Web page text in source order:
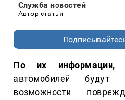
Служба новостей
Автор статьи
По их
автомобилей будут
возможности